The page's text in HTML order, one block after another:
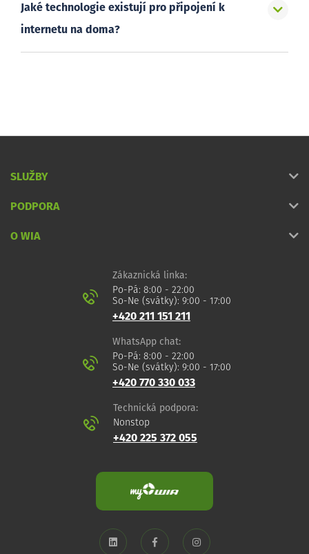
Jaké technologie existují pro připojení k
internetu na doma?
SLUŽBY
PODPORA
O WIA
Zákaznická linka:
Po-Pá: 8:00 - 22:00
So-Ne (svátky): 9:00 - 17:00
+420 211 151 211
WhatsApp chat:
Po-Pá: 8:00 - 22:00
So-Ne (svátky): 9:00 - 17:00
+420 770 330 033
Technická podpora:
Nonstop
+420 225 372 055